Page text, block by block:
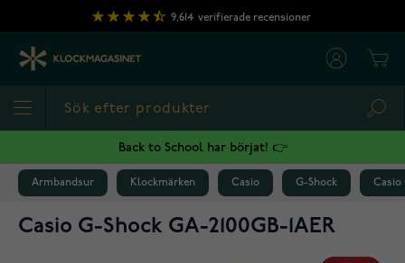
Hoppa till innehållet
9,614 verifierade recensioner
Back to School har börjat! 👉
Armbandsur Klockmärken Casio G-Shock Casio
Casio G-Shock GA-2100GB-1AER